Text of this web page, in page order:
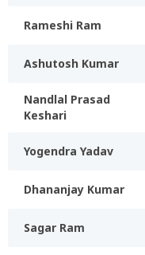
Rameshi Ram
Ashutosh Kumar
Nandlal Prasad
Keshari
Yogendra Yadav
Dhananjay Kumar
Sagar Ram